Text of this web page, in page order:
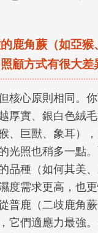
鹿角蕨（如亞猴
顧方式有很大差
核心原則相同。
厚實、銀白色絨
、巨獸、象耳）
光照也稍多一點
品種（如何其美
度需求更高，也
普鹿（二歧鹿角
它們適應力最強。